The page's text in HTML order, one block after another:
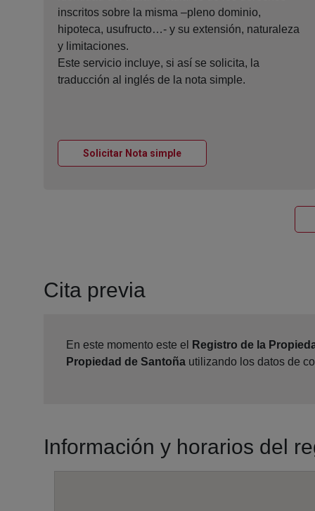
inscritos sobre la misma –pleno dominio,
hipoteca, usufructo…- y su extensión, naturaleza
y limitaciones.
Este servicio incluye, si así se solicita, la
traducción al inglés de la nota simple.
Solicitar Nota simpleVentana nueva
Cita previa
En este momento este el Registro de la
Propiedad de Santoña utilizando los datos de
Información y horarios del